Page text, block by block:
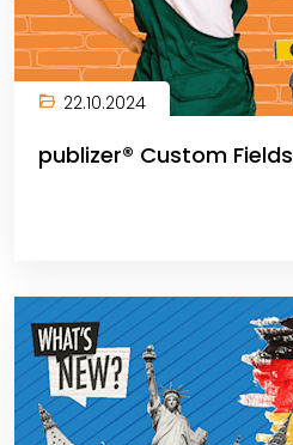
22.10.2024
publizer® Custom Fields